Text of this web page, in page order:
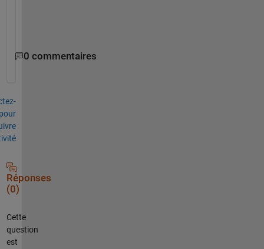
0 commentaires
Réponses
(0)
Cette
question
est